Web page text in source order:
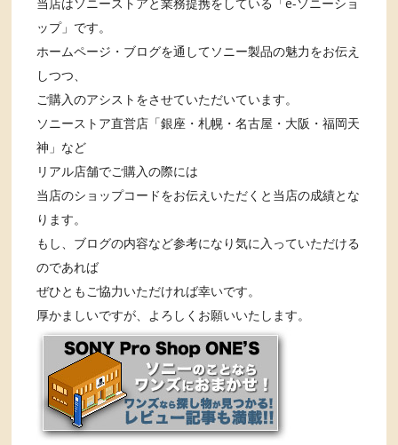
ップ」です。
ホームページ・ブログを通してソニー製品の魅力をお伝え
しつつ、
ご購入のアシストをさせていただいています。
ソニーストア直営店「銀座・札幌・名古屋・大阪・福岡天
神」など
リアル店舗でご購入の際には
当店のショップコードをお伝えいただくと当店の成績とな
ります。
もし、ブログの内容など参考になり気に入っていただける
のであれば
ぜひともご協力いただければ幸いです。
厚かましいですが、よろしくお願いいたします。